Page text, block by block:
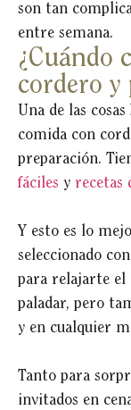
son tan
entre semana.
¿Cuándo
cordero y
Una de las
comida con
preparación.
fáciles y recetas
Y esto es lo
seleccionado
para relajarte el
paladar, pero
y en cualquier
Tanto para
invitados en